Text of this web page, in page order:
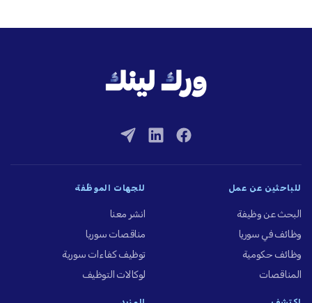
للباحثين عن عمل
البحث عن وظيفة
وظائف في سوريا
وظائف حكومية
المناقصات
للجهات الموظِّفة
انشر معنا
مناقصات سوريا
توظيف كفاءات سورية
لوكالات التوظيف